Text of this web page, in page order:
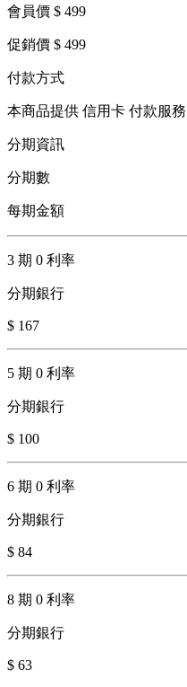
會員價 $ 499
促銷價 $ 499
付款方式
本商品提供 信用卡 付款服務
分期資訊
分期數
每期金額
3 期 0 利率
分期銀行
$ 167
5 期 0 利率
分期銀行
$ 100
6 期 0 利率
分期銀行
$ 84
8 期 0 利率
分期銀行
$ 63